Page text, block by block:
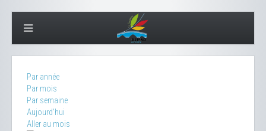
Par année
Par mois
Par semaine
Aujourd'hui
Aller au mois